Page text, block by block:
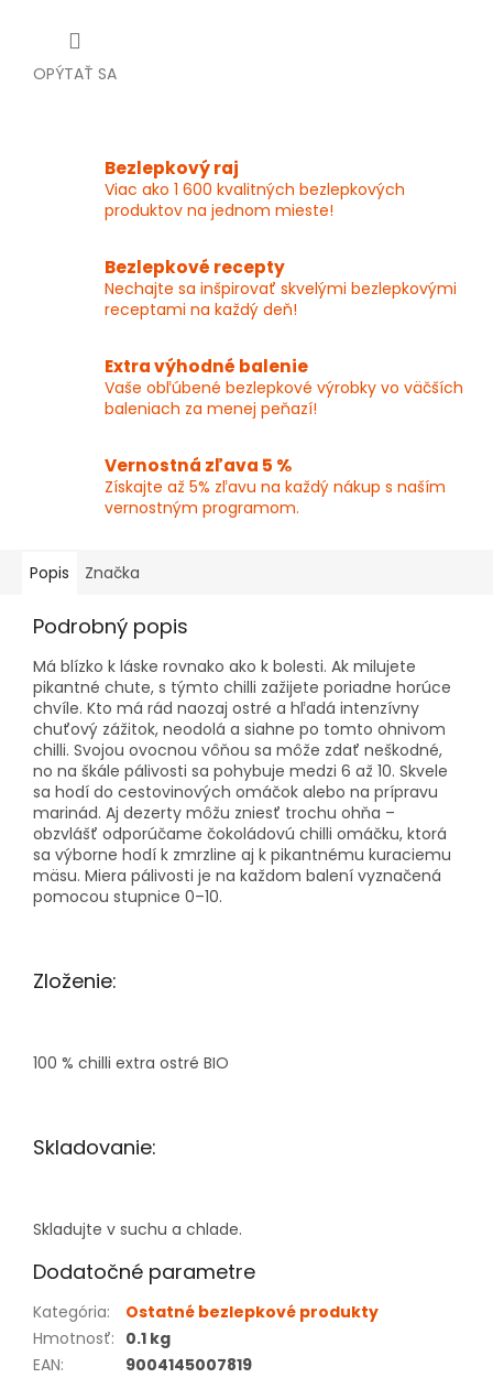
OPÝTAŤ SA
Bezlepkový raj
Viac ako 1 600 kvalitných bezlepkových
produktov na jednom mieste!
Bezlepkové recepty
Nechajte sa inšpirovať skvelými bezlepkovými
receptami na každý deň!
Extra výhodné balenie
Vaše obľúbené bezlepkové výrobky vo väčších
baleniach za menej peňazí!
Vernostná zľava 5 %
Získajte až 5% zľavu na každý nákup s naším
vernostným programom.
Popis Značka
Podrobný popis
Má blízko k láske rovnako ako k bolesti. Ak milujete
pikantné chute, s týmto chilli zažijete poriadne horúce
chvíle. Kto má rád naozaj ostré a hľadá intenzívny
chuťový zážitok, neodolá a siahne po tomto ohnivom
chilli. Svojou ovocnou vôňou sa môže zdať neškodné,
no na škále pálivosti sa pohybuje medzi 6 až 10. Skvele
sa hodí do cestovinových omáčok alebo na prípravu
marinád. Aj dezerty môžu zniesť trochu ohňa –
obzvlášť odporúčame čokoládovú chilli omáčku, ktorá
sa výborne hodí k zmrzline aj k pikantnému kuraciemu
mäsu. Miera pálivosti je na každom balení vyznačená
pomocou stupnice 0–10.
Zloženie:
100 % chilli extra ostré BIO
Skladovanie:
Skladujte v suchu a chlade.
Dodatočné parametre
Kategória:
Ostatné bezlepkové produkty
Hmotnosť: 0.1 kg
EAN:
9004145007819